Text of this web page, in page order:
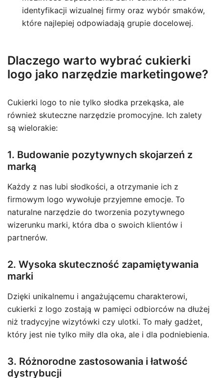
identyfikacji wizualnej firmy oraz wybór smaków,
które najlepiej odpowiadają grupie docelowej.
Dlaczego warto wybrać cukierki
logo jako narzędzie marketingowe?
Cukierki logo to nie tylko słodka przekąska, ale
również skuteczne narzędzie promocyjne. Ich zalety
są wielorakie:
1. Budowanie pozytywnych skojarzeń z
marką
Każdy z nas lubi słodkości, a otrzymanie ich z
firmowym logo wywołuje przyjemne emocje. To
naturalne narzędzie do tworzenia pozytywnego
wizerunku marki, która dba o swoich klientów i
partnerów.
2. Wysoka skuteczność zapamiętywania
marki
Dzięki unikalnemu i angażującemu charakterowi,
cukierki z logo zostają w pamięci odbiorców na dłużej
niż tradycyjne wizytówki czy ulotki. To mały gadżet,
który jest nie tylko miły dla oka, ale i dla podniebienia.
3. Różnorodne zastosowania i łatwość
dystrybucji